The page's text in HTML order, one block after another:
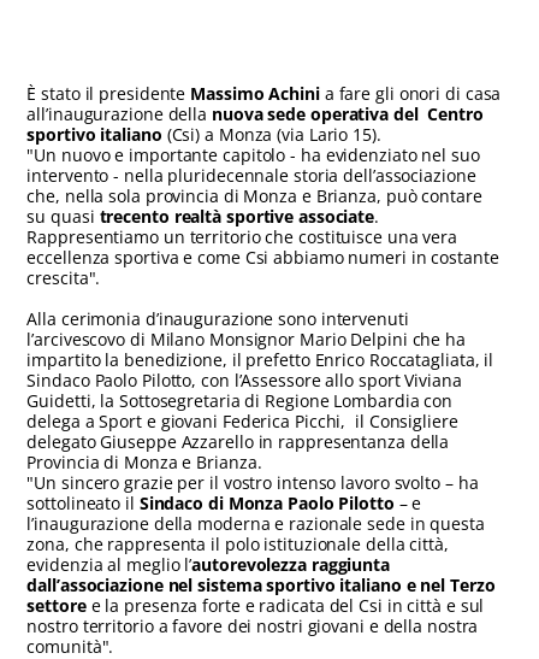
È stato il presidente Massimo Achinia fare gli onori di casa
all’inaugurazione della nuova sede operativa del Centro
sportivo italiano (Csi) a Monza (via Lario 15).
"Un nuovo e importante capitolo - ha evidenziato nel suo
intervento - nella pluridecennale storia dell’associazione
che, nella sola provincia di Monza e Brianza, può contare
su quasi trecento realtà sportive associate.
Rappresentiamo un territorio che costituisce una vera
eccellenza sportiva e come Csi abbiamo numeri in costante
crescita".
Alla cerimonia d’inaugurazione sono intervenuti
l’arcivescovo di Milano Monsignor Mario Delpini che ha
impartito la benedizione, il prefetto Enrico Roccatagliata, il
Sindaco Paolo Pilotto, con l’Assessore allo sport Viviana
Guidetti, la Sottosegretaria di Regione Lombardia con
delega a Sport e giovani Federica Picchi, il Consigliere
delegato Giuseppe Azzarello in rappresentanza della
Provincia di Monza e Brianza.
"Un sincero grazie per il vostro intenso lavoro svolto – ha
sottolineato il Sindaco di Monza Paolo Pilotto – e
l’inaugurazione della moderna e razionale sede in questa
zona, che rappresenta il polo istituzionale della città,
evidenzia al meglio l’autorevolezza raggiunta
dall’associazione nel sistema sportivo italiano e nel Terzo
settoree la presenza forte e radicata del Csi in città e sul
nostro territorio a favore dei nostri giovani e della nostra
comunità".